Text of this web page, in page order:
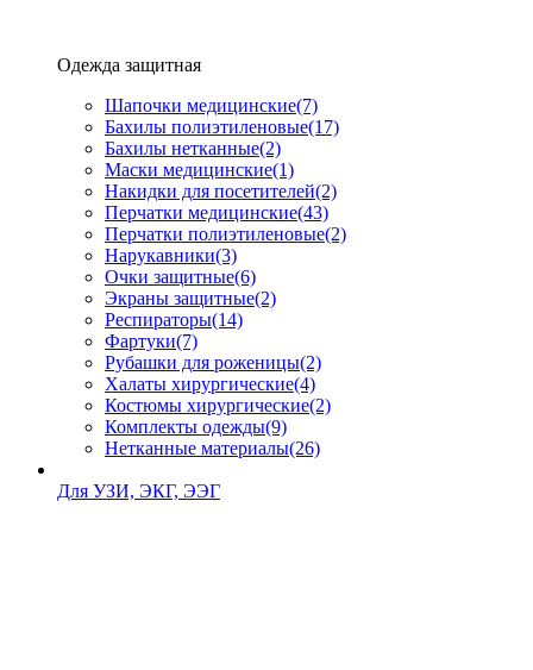
Одежда защитная
Шапочки медицинские(7)
Бахилы полиэтиленовые(17)
Бахилы нетканные(2)
Маски медицинские(1)
Накидки для посетителей(2)
Перчатки медицинские(43)
Перчатки полиэтиленовые(2)
Нарукавники(3)
Очки защитные(6)
Экраны защитные(2)
Рeспираторы(14)
Фартуки(7)
Рубашки для роженицы(2)
Халаты хирургические(4)
Костюмы хирургические(2)
Комплекты одежды(9)
Нетканные материалы(26)
Для УЗИ, ЭКГ, ЭЭГ